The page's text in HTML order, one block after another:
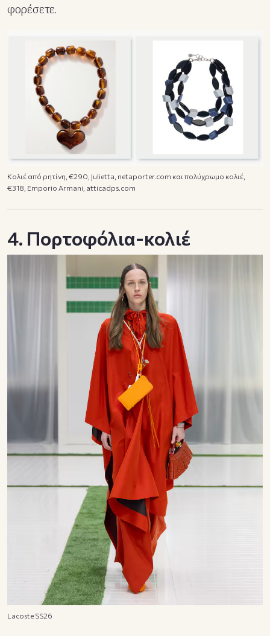
φορέσετε.
Κολιέ από ρητίνη, €290, Julietta, netaporter.com και πολύχρωμο κολιέ,
€318, Emporio Armani, atticadps.com
4. Πορτοφόλια-κολιέ
Lacoste SS26